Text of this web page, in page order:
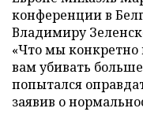
конференции в
Владимиру
«Что мы
вам убивать
попытался
заявив о